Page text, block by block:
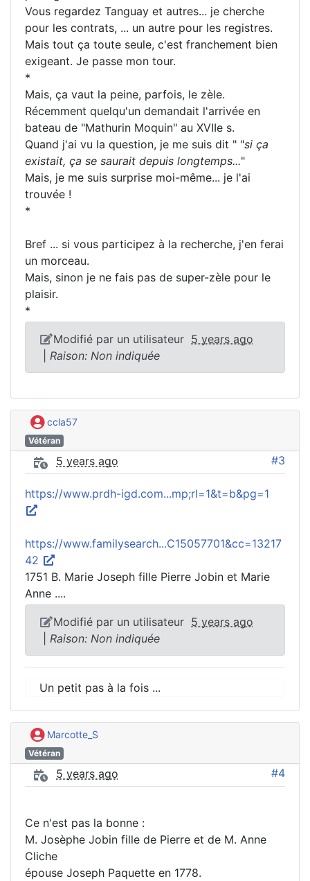
Vous regardez Tanguay et autres... je cherche
pour les contrats, ... un autre pour les registres.
Mais tout ça toute seule, c'est franchement bien
exigeant. Je passe mon tour.
*
Mais, ça vaut la peine, parfois, le zèle.
Récemment quelqu'un demandait l'arrivée en
bateau de "Mathurin Moquin" au XVIIe s.
Quand j'ai vu la question, je me suis dit " "si ça
existait, ça se saurait depuis longtemps..."
Mais, je me suis surprise moi-même... je l'ai
trouvée !
*
Bref ... si vous participez à la recherche, j'en ferai
un morceau.
Mais, sinon je ne fais pas de super-zèle pour le
plaisir.
*
Modifié par un utilisateur 5 years ago
Raison: Non indiquée
ccla57
Vétéran
5 years ago #3
https://www.prdh-igd.com...mp;rl=1&t=b&pg=1
https://www.familysearch...C15057701&cc=13217
42
1751 B. Marie Joseph fille Pierre Jobin et Marie
Anne ....
Modifié par un utilisateur 5 years ago
Raison: Non indiquée
Un petit pas à la fois ...
Marcotte_S
Vétéran
5 years ago #4
Ce n'est pas la bonne :
M. Josèphe Jobin fille de Pierre et de M. Anne
Cliche
épouse Joseph Paquette en 1778.